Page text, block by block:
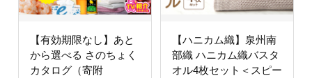
【有効期限なし】あと
から選べる さのちょく
カタログ（寄附
【ハニカム織】泉州南
部織 ハニカム織バスタ
オル4枚セット＜スピー